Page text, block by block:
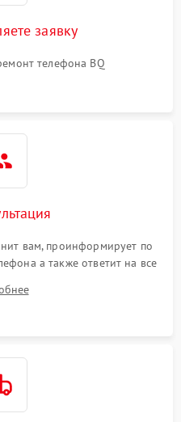
заявку
телефона BQ
вам, проинформирует по
а также ответит на все